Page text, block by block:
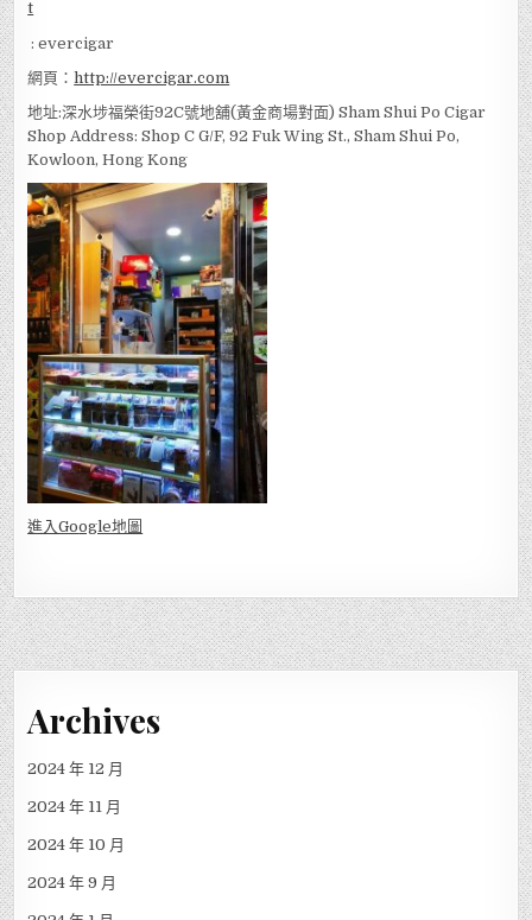
: evercigar
網頁：http://evercigar.com
地址:深水埗福榮街92C號地舖(黃金商場對面) Sham Shui Po Cigar
Shop Address: Shop C G/F, 92 Fuk Wing St., Sham Shui Po,
Kowloon, Hong Kong
進入Google地圖
Archives
2024 年 12 月
2024 年 11 月
2024 年 10 月
2024 年 9 月